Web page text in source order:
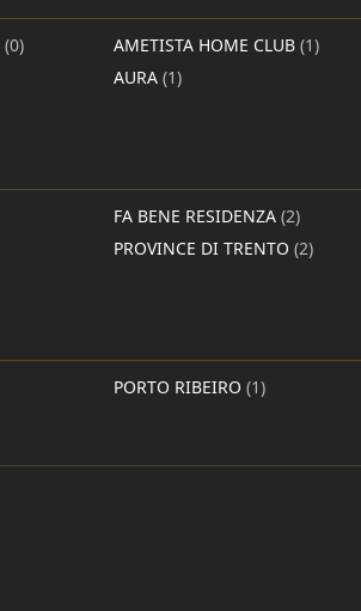
(0) AMETISTA HOME CLUB (1)
AURA (1)
FA BENE RESIDENZA (2)
PROVINCE DI TRENTO (2)
PORTO RIBEIRO (1)